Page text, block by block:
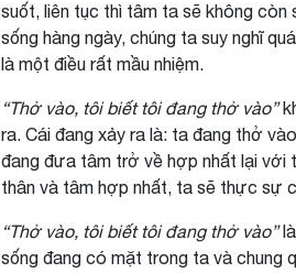
suốt, liên tục thì tâm ta sẽ không
sống hàng ngày, chúng ta suy nghĩ
là một điều rất mầu nhiệm.
“Thở vào, tôi biết tôi đang thở vào”
ra. Cái đang xảy ra là: ta đang thở
đang đưa tâm trở về hợp nhất lại với
thân và tâm hợp nhất, ta sẽ thực sự
“Thở vào, tôi biết tôi đang thở vào”
sống đang có mặt trong ta và chung